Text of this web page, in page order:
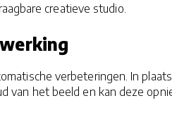
creatieve studio.
verbeteringen. In
van het beeld en kan deze